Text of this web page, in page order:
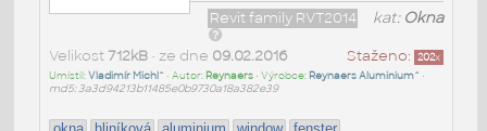
kat: Okna
Revit family RVT2014
Staženo: 202x
Velikost 712kB• ze dne 09.02.2016
Umístil:Vladimír Michl^ • Autor: Reynaers• Výrobce: Reynaers Aluminium^ •
md5: 3a3d94213b11485e0b9730a18a382e39